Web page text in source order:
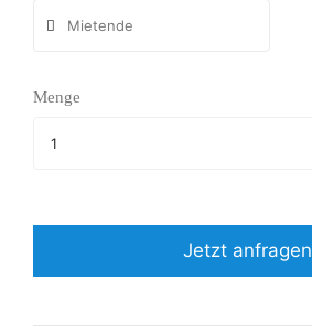
Menge
Jetzt anfragen